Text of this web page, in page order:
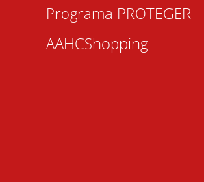
Programa PROTEGER
AAHCShopping